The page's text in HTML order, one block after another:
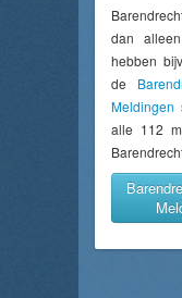
dan
hebben
de
Meldingen
alle 112